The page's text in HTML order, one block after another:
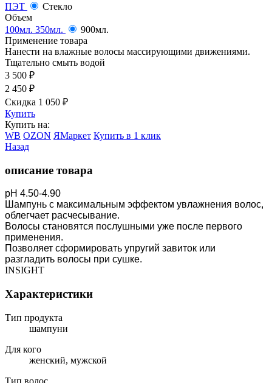
ПЭТ
Стекло
Объем
100мл. 350мл.
900мл.
Применение товара
Нанести на влажные волосы массирующими движениями.
Тщательно смыть водой
3 500 ₽
2 450 ₽
Скидка 1 050 ₽
Купить
Купить на:
WB OZON ЯМаркет Купить в 1 клик
Назад
описание товара
рН 4.50-4.90
Шампунь с максимальным эффектом увлажнения волос,
облегчает расчесывание.
Волосы становятся послушными уже после первого
применения.
Позволяет сформировать упругий завиток или
разгладить волосы при сушке.
INSIGHT
Характеристики
Тип продукта
шампуни
Для кого
женский, мужской
Тип волос